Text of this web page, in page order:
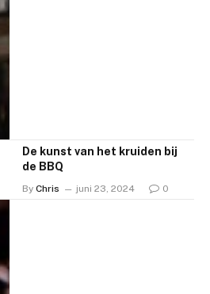
De kunst van het kruiden bij
de BBQ
By Chris juni 23, 2024 0